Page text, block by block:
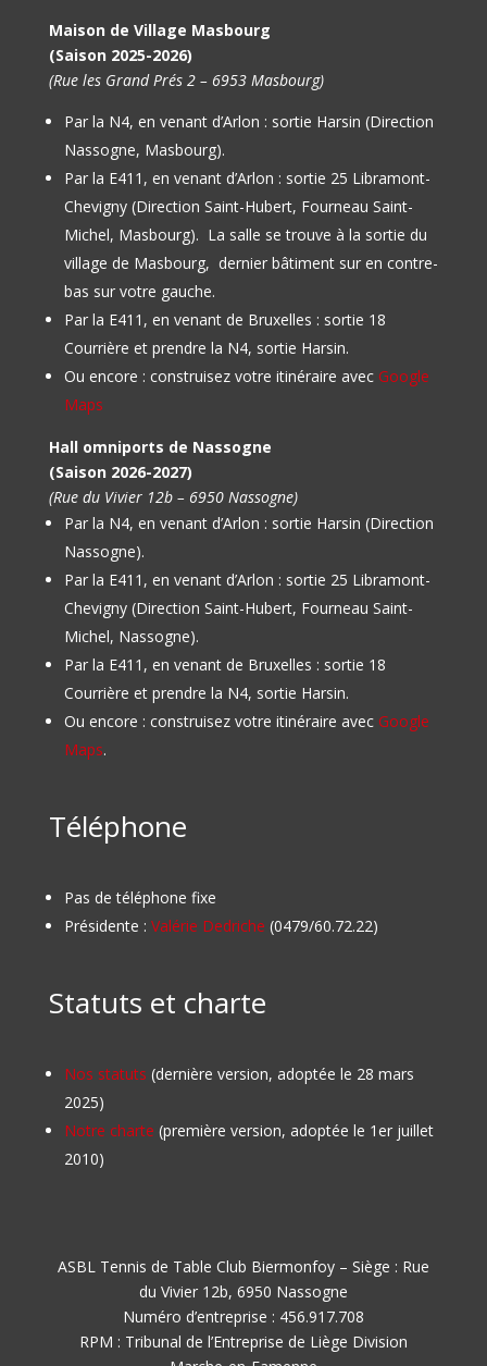
Maison de Village Masbourg
(Saison 2025-2026)
(Rue les Grand Prés 2 – 6953 Masbourg)
Par la N4, en venant d’Arlon : sortie Harsin (Direction
Nassogne, Masbourg).
Par la E411, en venant d’Arlon : sortie 25 Libramont-
Chevigny (Direction Saint-Hubert, Fourneau Saint-
Michel, Masbourg). La salle se trouve à la sortie du
village de Masbourg, dernier bâtiment sur en contre-
bas sur votre gauche.
Par la E411, en venant de Bruxelles : sortie 18
Courrière et prendre la N4, sortie Harsin.
Ou encore : construisez votre itinéraire avec Google
Maps
Hall omniports de Nassogne
(Saison 2026-2027)
(Rue du Vivier 12b – 6950 Nassogne)
Par la N4, en venant d’Arlon : sortie Harsin (Direction
Nassogne).
Par la E411, en venant d’Arlon : sortie 25 Libramont-
Chevigny (Direction Saint-Hubert, Fourneau Saint-
Michel, Nassogne).
Par la E411, en venant de Bruxelles : sortie 18
Courrière et prendre la N4, sortie Harsin.
Ou encore : construisez votre itinéraire avec Google
Maps.
Téléphone
Pas de téléphone fixe
Présidente : Valérie Dedriche (0479/60.72.22)
Statuts et charte
Nos statuts (dernière version, adoptée le 28 mars
2025)
Notre charte (première version, adoptée le 1er juillet
2010)
ASBL Tennis de Table Club Biermonfoy – Siège : Rue
du Vivier 12b, 6950 Nassogne
Numéro d’entreprise : 456.917.708
RPM : Tribunal de l’Entreprise de Liège Division